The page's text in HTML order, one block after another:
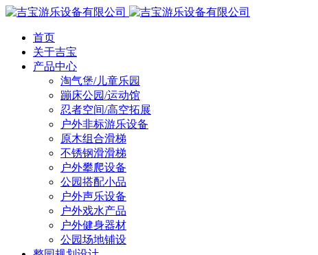
首页
关于吉宝
产品中心
淘气堡/儿童乐园
蹦床公园/运动馆
忍者空间/高空拓展
户外非标游乐设备
原木组合滑梯
不锈钢滑滑梯
户外攀爬设备
公园搭配小品
户外声乐设备
户外戏水产品
户外健身器材
公园场地铺设